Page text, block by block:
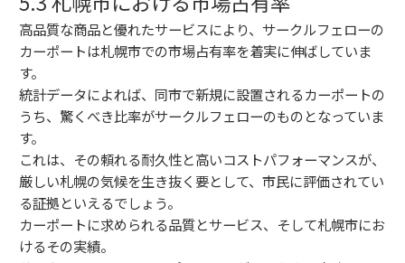
高品質な商品と優れたサービスにより、サークルフェローの
カーポートは札幌市での市場占有率を着実に伸ばしていま
す。
統計データによれば、同市で新規に設置されるカーポートの
うち、驚くべき比率がサークルフェローのものとなっていま
す。
これは、その頼れる耐久性と高いコストパフォーマンスが、
厳しい札幌の気候を生き抜く要として、市民に評価されてい
る証拠といえるでしょう。
カーポートに求められる品質とサービス、そして札幌市にお
けるその実績。